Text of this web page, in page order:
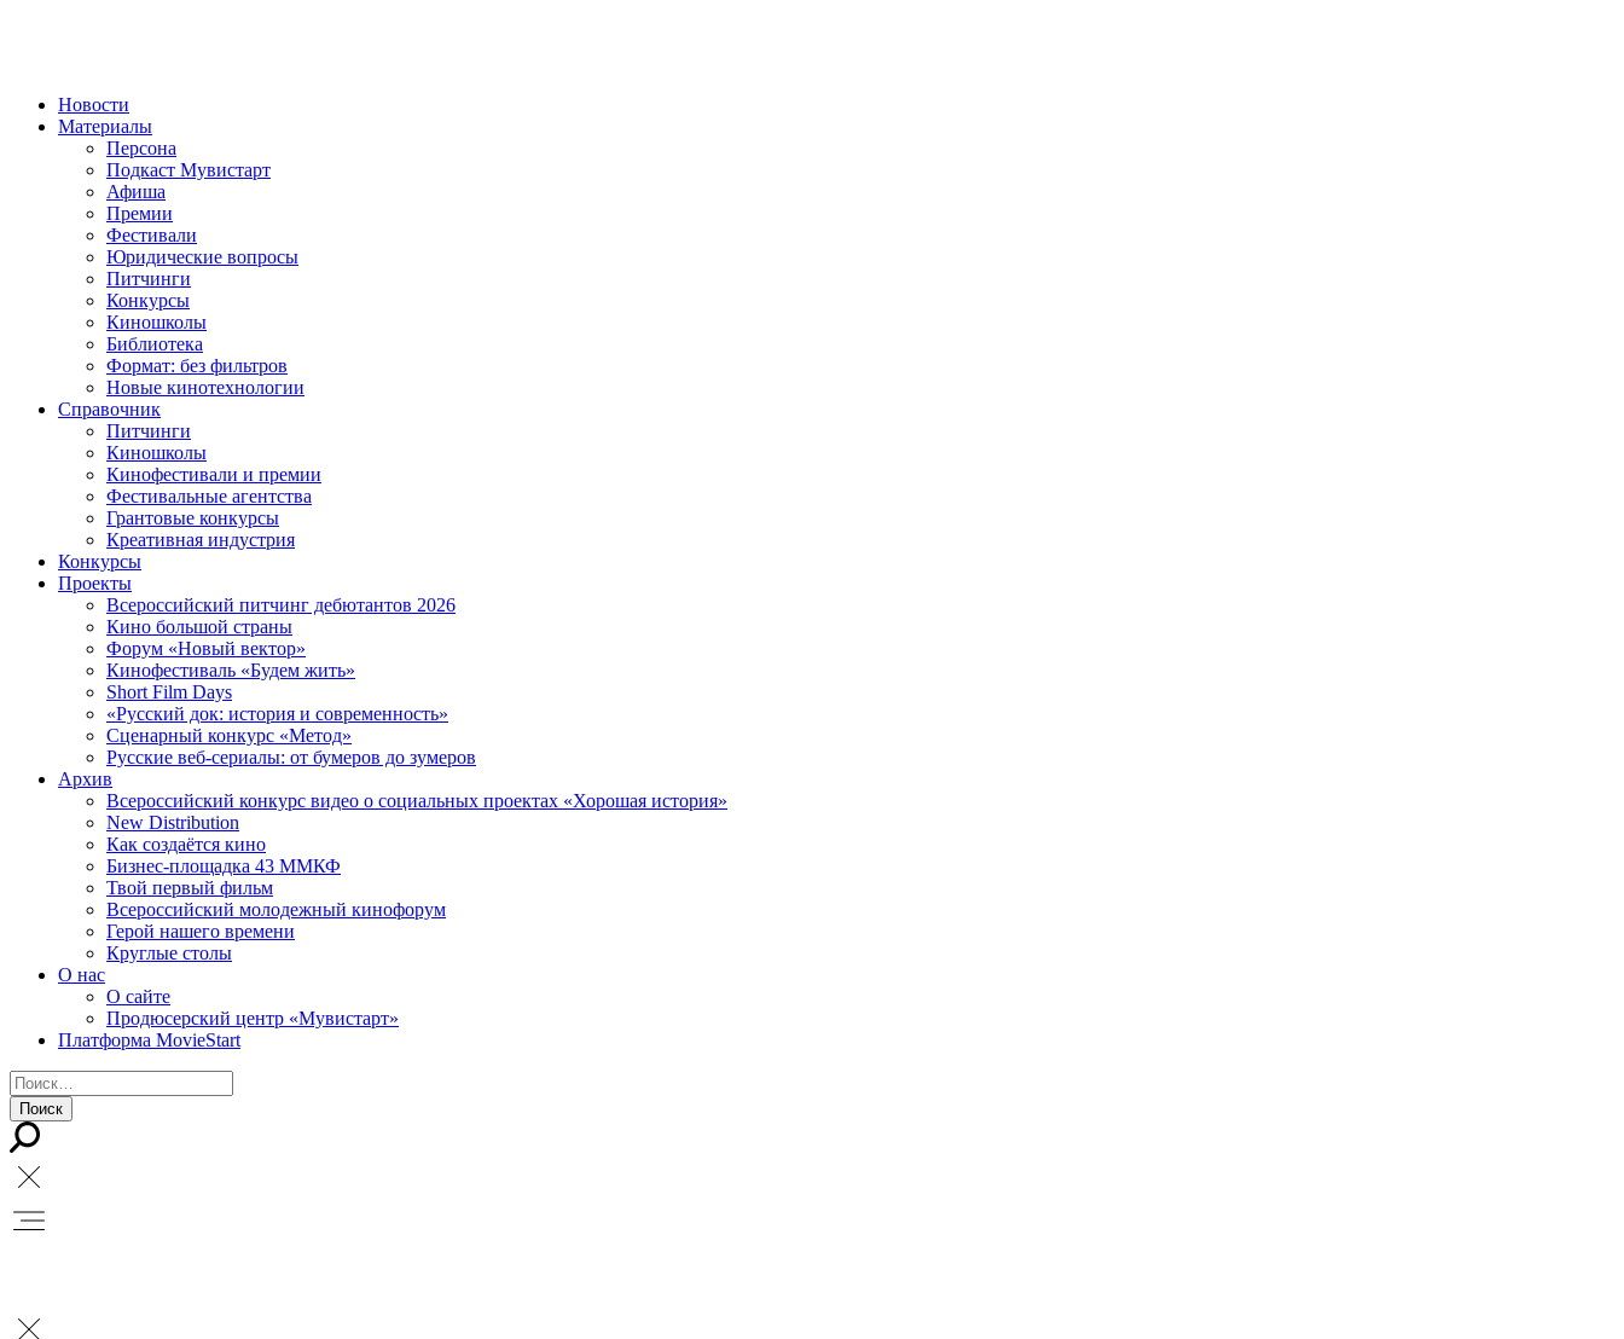
Новости
Материалы
Персона
Подкаст Мувистарт
Афиша
Премии
Фестивали
Юридические вопросы
Питчинги
Конкурсы
Киношколы
Библиотека
Формат: без фильтров
Новые кинотехнологии
Справочник
Питчинги
Киношколы
Кинофестивали и премии
Фестивальные агентства
Грантовые конкурсы
Креативная индустрия
Конкурсы
Проекты
Всероссийский питчинг дебютантов 2026
Кино большой страны
Форум «Новый вектор»
Кинофестиваль «Будем жить»
Short Film Days
«Русский док: история и современность»
Сценарный конкурс «Метод»
Русские веб-сериалы: от бумеров до зумеров
Архив
Всероссийский конкурс видео о социальных проектах «Хорошая история»
New Distribution
Как создаётся кино
Бизнес-площадка 43 ММКФ
Твой первый фильм
Всероссийский молодежный кинофорум
Герой нашего времени
Круглые столы
О нас
О сайте
Продюсерский центр «Мувистарт»
Платформа MovieStart